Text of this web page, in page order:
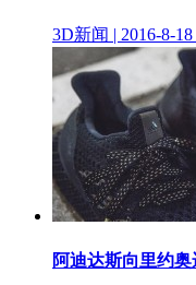
3D新闻 | 2016-8-18
阿迪达斯向里约